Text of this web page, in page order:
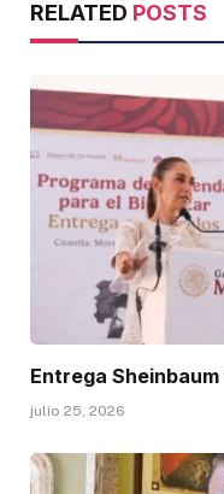
RELATED POSTS
Entrega
julio 25, 2026